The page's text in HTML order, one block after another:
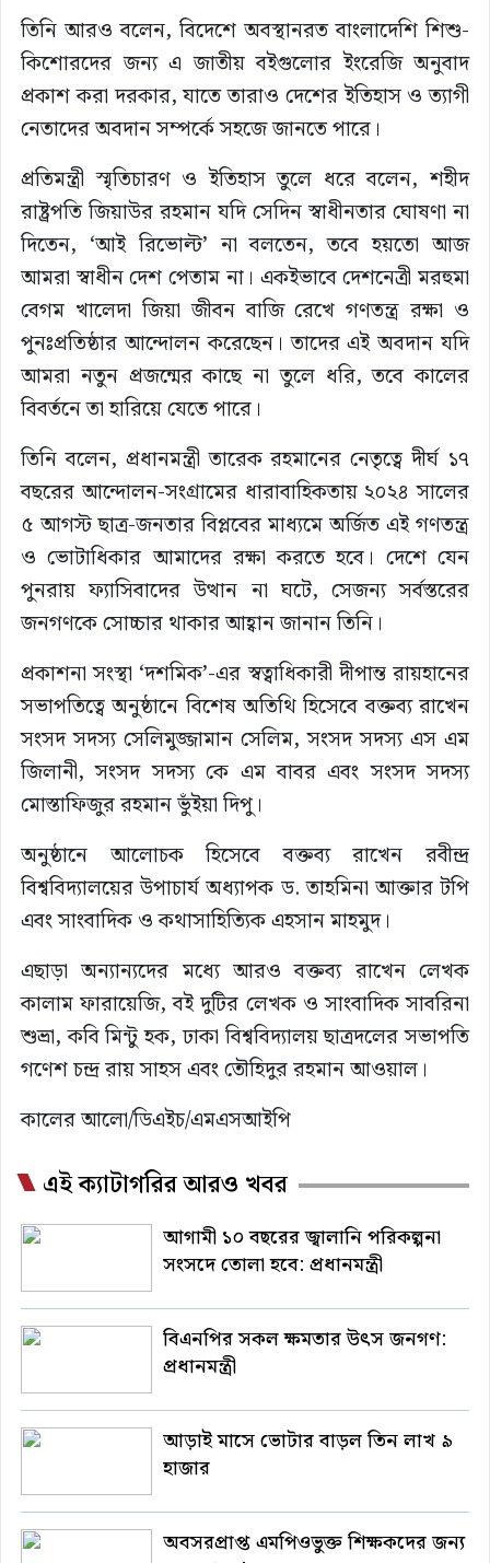
তিনি আরও বলেন, বিদেশে অবস্থানরত বাংলাদেশি শিশু-
কিশোরদের জন্য এ জাতীয় বইগুলোর ইংরেজি অনুবাদ
প্রকাশ করা দরকার, যাতে তারাও দেশের ইতিহাস ও ত্যাগী
নেতাদের অবদান সম্পর্কে সহজে জানতে পারে।
প্রতিমন্ত্রী স্মৃতিচারণ ও ইতিহাস তুলে ধরে বলেন, শহীদ
রাষ্ট্রপতি জিয়াউর রহমান যদি সেদিন স্বাধীনতার ঘোষণা না
দিতেন, ‘আই রিভোল্ট’ না বলতেন, তবে হয়তো আজ
আমরা স্বাধীন দেশ পেতাম না। একইভাবে দেশনেত্রী মরহুমা
বেগম খালেদা জিয়া জীবন বাজি রেখে গণতন্ত্র রক্ষা ও
পুনঃপ্রতিষ্ঠার আন্দোলন করেছেন। তাদের এই অবদান যদি
আমরা নতুন প্রজন্মের কাছে না তুলে ধরি, তবে কালের
বিবর্তনে তা হারিয়ে যেতে পারে।
তিনি বলেন, প্রধানমন্ত্রী তারেক রহমানের নেতৃত্বে দীর্ঘ ১৭
বছরের আন্দোলন-সংগ্রামের ধারাবাহিকতায় ২০২৪ সালের
৫ আগস্ট ছাত্র-জনতার বিপ্লবের মাধ্যমে অর্জিত এই গণতন্ত্র
ও ভোটাধিকার আমাদের রক্ষা করতে হবে। দেশে যেন
পুনরায় ফ্যাসিবাদের উত্থান না ঘটে, সেজন্য সর্বস্তরের
জনগণকে সোচ্চার থাকার আহ্বান জানান তিনি।
প্রকাশনা সংস্থা ‘দশমিক’-এর স্বত্বাধিকারী দীপান্ত রায়হানের
সভাপতিত্বে অনুষ্ঠানে বিশেষ অতিথি হিসেবে বক্তব্য রাখেন
সংসদ সদস্য সেলিমুজ্জামান সেলিম, সংসদ সদস্য এস এম
জিলানী, সংসদ সদস্য কে এম বাবর এবং সংসদ সদস্য
মোস্তাফিজুর রহমান ভুঁইয়া দিপু।
অনুষ্ঠানে আলোচক হিসেবে বক্তব্য রাখেন রবীন্দ্র
বিশ্ববিদ্যালয়ের উপাচার্য অধ্যাপক ড. তাহমিনা আক্তার টপি
এবং সাংবাদিক ও কথাসাহিত্যিক এহসান মাহমুদ।
এছাড়া অন্যান্যদের মধ্যে আরও বক্তব্য রাখেন লেখক
কালাম ফারায়েজি, বই দুটির লেখক ও সাংবাদিক সাবরিনা
শুভ্রা, কবি মিন্টু হক, ঢাকা বিশ্ববিদ্যালয় ছাত্রদলের সভাপতি
গণেশ চন্দ্র রায় সাহস এবং তৌহিদুর রহমান আওয়াল।
কালের আলো/ডিএইচ/এমএসআইপি
এই ক্যাটাগরির আরও খবর
আগামী ১০ বছরের জ্বালানি পরিকল্পনা
সংসদে তোলা হবে: প্রধানমন্ত্রী
বিএনপির সকল ক্ষমতার উৎস জনগণ:
প্রধানমন্ত্রী
আড়াই মাসে ভোটার বাড়ল তিন লাখ ৯
হাজার
অবসরপ্রাপ্ত এমপিওভুক্ত শিক্ষকদের জন্য